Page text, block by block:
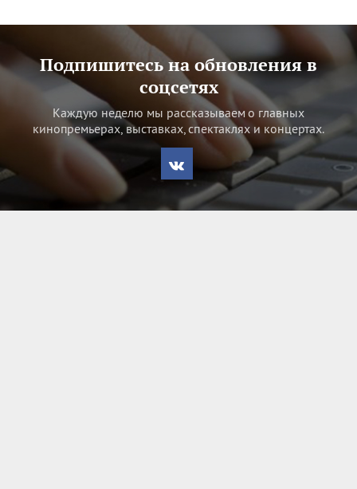
Подпишитесь на обновления в
соцсетях
Каждую неделю мы рассказываем о главных
кинопремьерах, выставках, спектаклях и концертах.